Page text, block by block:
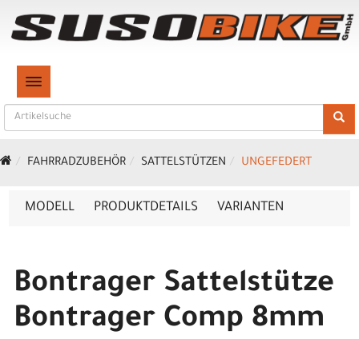
TOGGLE NAVIGATION
FAHRRADZUBEHÖR SATTELSTÜTZEN UNGEFEDERT
MODELL PRODUKTDETAILS VARIANTEN
Bontrager Sattelstütze
Bontrager Comp 8mm